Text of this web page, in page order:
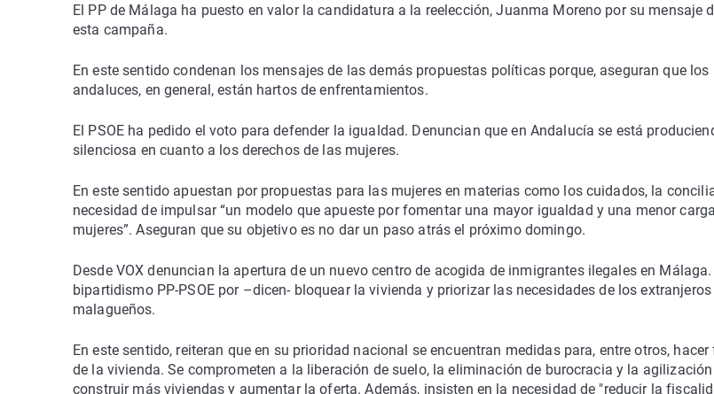
El PP de Málaga ha puesto en valor la candidatura a la reelección, Juanma Moreno por su mensaje
esta campaña.
En este sentido condenan los mensajes de las demás propuestas políticas porque, aseguran que
andaluces, en general, están hartos de enfrentamientos.
El PSOE ha pedido el voto para defender la igualdad. Denuncian que en Andalucía se está
silenciosa en cuanto a los derechos de las mujeres.
En este sentido apuestan por propuestas para las mujeres en materias como los cuidados, la
necesidad de impulsar “un modelo que apueste por fomentar una mayor igualdad y una menor
mujeres”. Aseguran que su objetivo es no dar un paso atrás el próximo domingo.
Desde VOX denuncian la apertura de un nuevo centro de acogida de inmigrantes ilegales en
bipartidismo PP-PSOE por –dicen- bloquear la vivienda y priorizar las necesidades de los
malagueños.
En este sentido, reiteran que en su prioridad nacional se encuentran medidas para, entre otros,
de la vivienda. Se comprometen a la liberación de suelo, la eliminación de burocracia y la
construir más viviendas y aumentar la oferta. Además, insisten en la necesidad de "reducir la